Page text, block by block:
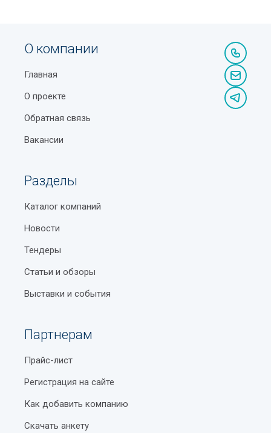
О компании
Главная
О проекте
Обратная связь
Вакансии
Разделы
Каталог компаний
Новости
Тендеры
Статьи и обзоры
Выставки и события
Партнерам
Прайс-лист
Регистрация на сайте
Как добавить компанию
Скачать анкету